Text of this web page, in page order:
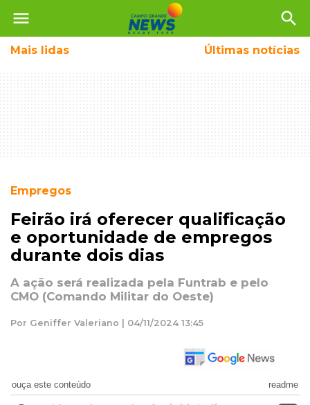
menu search
Mais lidas Últimas notícias
Empregos
Feirão irá oferecer qualificação
e oportunidade de empregos
durante dois dias
A ação será realizada pela Funtrab e pelo
CMO (Comando Militar do Oeste)
Por Geniffer Valeriano | 04/11/2024 13:45
ouça este conteúdo readme